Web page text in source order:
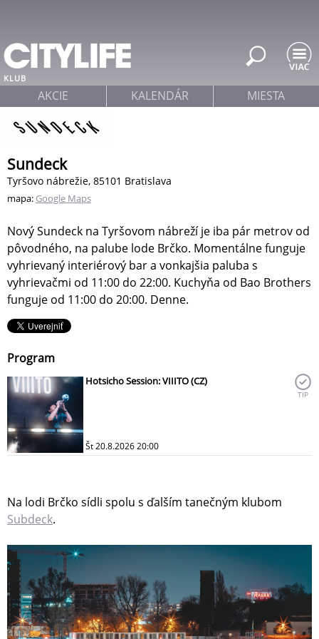
KLUB
Sundeck
Tyršovo nábrežie, 85101 Bratislava
mapa: Google Maps
Nový Sundeck na Tyršovom nábreží je iba pár metrov od
pôvodného, na palube lode Brčko. Momentálne funguje
vyhrievaný interiérový bar a vonkajšia paluba s
vyhrievačmi od 11:00 do 22:00. Kuchyňa od Bao Brothers
funguje od 11:00 do 20:00. Denne.
Program
Hotsicho Session: VIIITO (CZ)
Št 20.8.2026 20:00
TIP
Na lodi Brčko sídli spolu s ďalším tanečným klubom
Subdeck.
AKCIE KALENDÁR MIESTA